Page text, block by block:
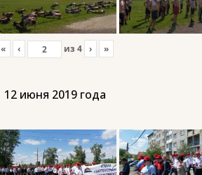
« ‹ из 4 › »
12 июня 2019 года